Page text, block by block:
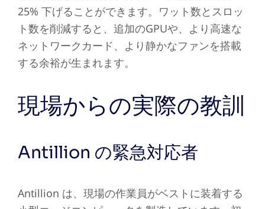
25% 下げることができます。ワット数とスロッ
ト数を削減すると、追加のGPUや、より高速な
ネットワークカード、より静かなファンを搭載
する余裕が生まれます。
現場からの実際の教訓
Antillion の緊急対応者
Antillion は、現場の作業員がベストに装着する